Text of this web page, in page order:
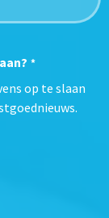
*
op te slaan